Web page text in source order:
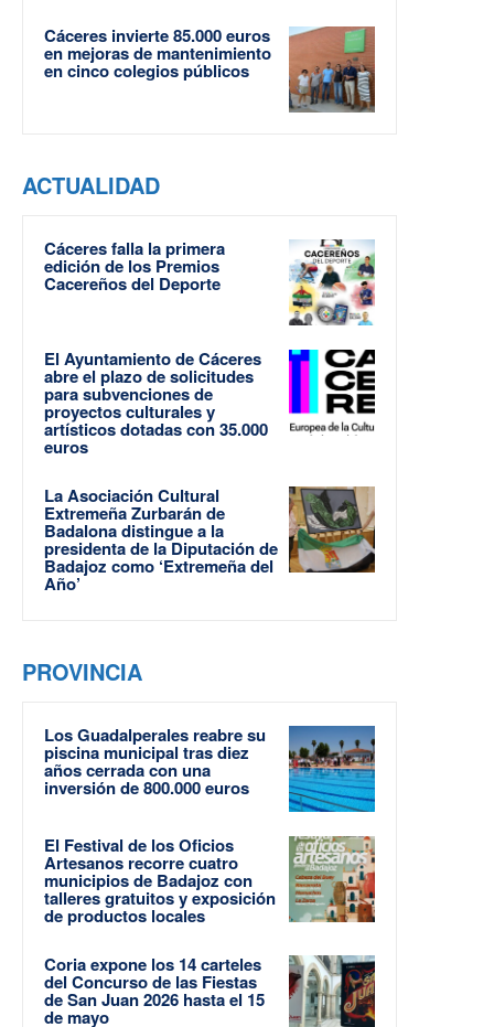
Cáceres invierte 85.000 euros
en mejoras de mantenimiento
en cinco colegios públicos
ACTUALIDAD
Cáceres falla la primera
edición de los Premios
Cacereños del Deporte
El Ayuntamiento de Cáceres
abre el plazo de solicitudes
para subvenciones de
proyectos culturales y
artísticos dotadas con 35.000
euros
La Asociación Cultural
Extremeña Zurbarán de
Badalona distingue a la
presidenta de la Diputación de
Badajoz como ‘Extremeña del
Año’
PROVINCIA
Los Guadalperales reabre su
piscina municipal tras diez
años cerrada con una
inversión de 800.000 euros
El Festival de los Oficios
Artesanos recorre cuatro
municipios de Badajoz con
talleres gratuitos y exposición
de productos locales
Coria expone los 14 carteles
del Concurso de las Fiestas
de San Juan 2026 hasta el 15
de mayo